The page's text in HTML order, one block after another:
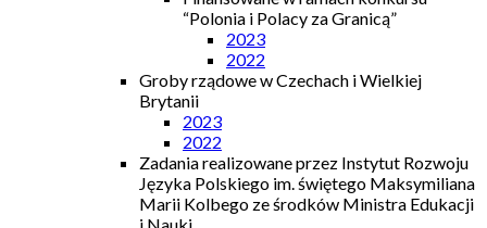
“Polonia i Polacy za Granicą”
2023
2022
Groby rządowe w Czechach i Wielkiej
Brytanii
2023
2022
Zadania realizowane przez Instytut Rozwoju
Języka Polskiego im. świętego Maksymiliana
Marii Kolbego ze środków Ministra Edukacji